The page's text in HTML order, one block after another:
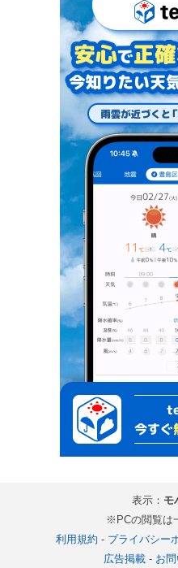
表示： モ
※PCの閲覧は
利用規約 - プライバシー
広告掲載- お